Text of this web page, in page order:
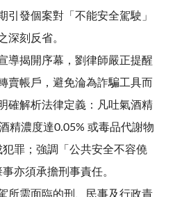
引發個案對「不能安全駕駛」
深刻反省。
導揭開序幕，劉律師嚴正提醒
賣帳戶，避免淪為詐騙工具而
確解析法律定義：凡吐氣酒精
精濃度達0.05% 或毒品代謝物
罪；強調「公共安全不容僥
亦須承擔刑事責任。
所需面臨的刑、民事及行政責